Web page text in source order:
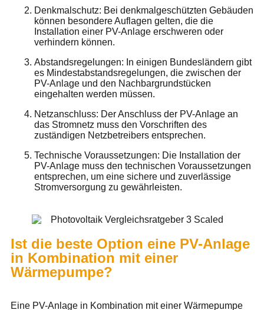
Denkmalschutz: Bei denkmalgeschützten Gebäuden
können besondere Auflagen gelten, die die
Installation einer PV-Anlage erschweren oder
verhindern können.
Abstandsregelungen: In einigen Bundesländern gibt
es Mindestabstandsregelungen, die zwischen der
PV-Anlage und den Nachbargrundstücken
eingehalten werden müssen.
Netzanschluss: Der Anschluss der PV-Anlage an
das Stromnetz muss den Vorschriften des
zuständigen Netzbetreibers entsprechen.
Technische Voraussetzungen: Die Installation der
PV-Anlage muss den technischen Voraussetzungen
entsprechen, um eine sichere und zuverlässige
Stromversorgung zu gewährleisten.
Ist die beste Option eine PV-Anlage
in Kombination mit einer
Wärmepumpe?
Eine PV-Anlage in Kombination mit einer Wärmepumpe